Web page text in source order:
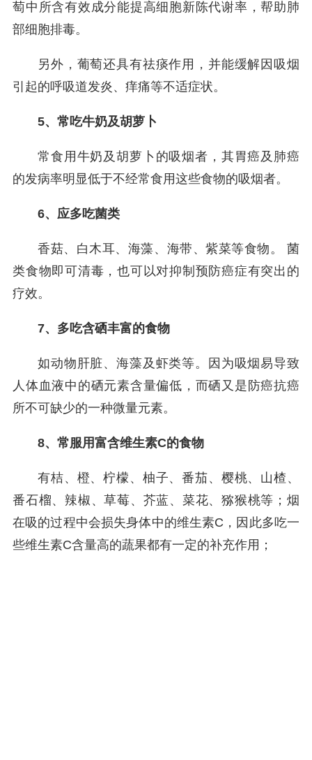
萄中所含有效成分能提高细胞新陈代谢率，帮助肺
部细胞排毒。
另外，葡萄还具有祛痰作用，并能缓解因吸烟
引起的呼吸道发炎、痒痛等不适症状。
5、常吃牛奶及胡萝卜
常食用牛奶及胡萝卜的吸烟者，其胃癌及肺癌
的发病率明显低于不经常食用这些食物的吸烟者。
6、应多吃菌类
香菇、白木耳、海藻、海带、紫菜等食物。 菌
类食物即可清毒，也可以对抑制预防癌症有突出的
疗效。
7、多吃含硒丰富的食物
如动物肝脏、海藻及虾类等。因为吸烟易导致
人体血液中的硒元素含量偏低，而硒又是防癌抗癌
所不可缺少的一种微量元素。
8、常服用富含维生素C的食物
有桔、橙、柠檬、柚子、番茄、樱桃、山楂、
番石榴、辣椒、草莓、芥蓝、菜花、猕猴桃等；烟
在吸的过程中会损失身体中的维生素C，因此多吃一
些维生素C含量高的蔬果都有一定的补充作用；